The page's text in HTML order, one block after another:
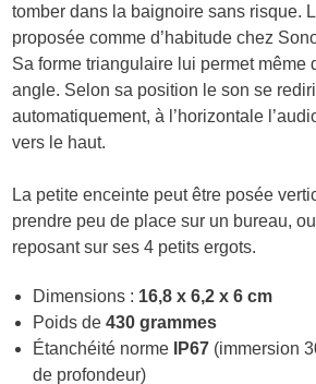
tomber dans la baignoire sans risque.
proposée comme d’habitude chez
Sa forme triangulaire lui permet même
angle. Selon sa position le son se
automatiquement, à l’horizontale
vers le haut.
La petite enceinte peut être posée
prendre peu de place sur un bureau,
reposant sur ses 4 petits ergots.
Dimensions : 16,8 x 6,2 x 6 cm
Poids de430 grammes
Étanchéité norme
IP67 (immersion
de profondeur)